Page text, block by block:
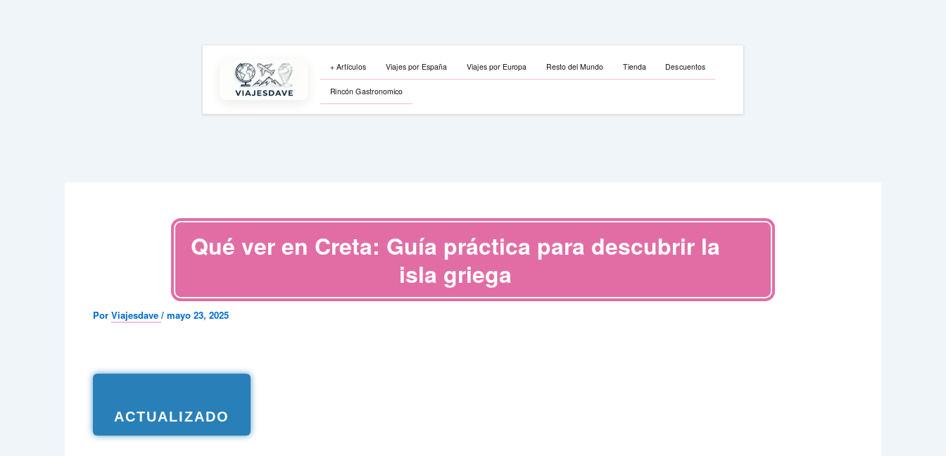
+ Artículos Viajes por España Viajes por Europa Resto del Mundo Tienda Descuentos
Rincón Gastronomico
Qué ver en Creta: Guía práctica para descubrir la
isla griega
Por Viajesdave / mayo 23, 2025
ACTUALIZADO